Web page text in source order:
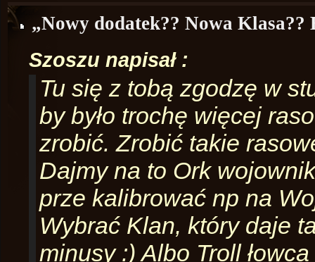
„Nowy dodatek?? Nowa Klasa??
Szoszu napisał :
Tu się z tobą zgodzę w
by było trochę więcej
zrobić. Zrobić takie
Dajmy na to Ork
prze kalibrować np na
Wybrać Klan, który daje
minusy :) Albo Troll